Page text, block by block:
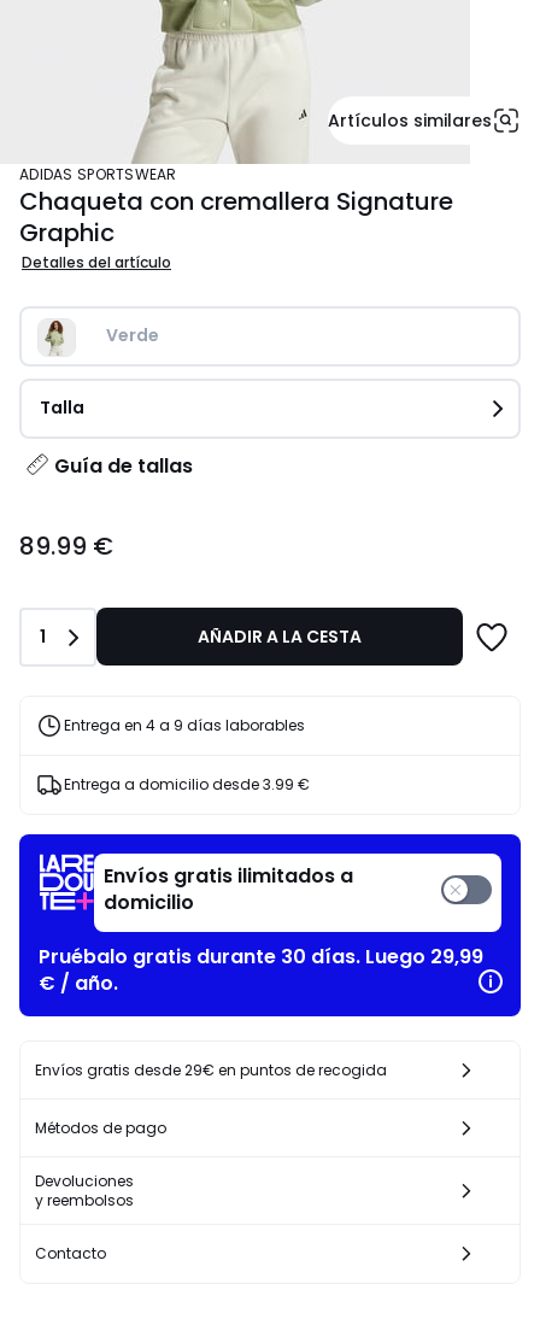
Artículos similares
ADIDAS SPORTSWEAR
Chaqueta con cremallera Signature
Graphic
Detalles del artículo
Verde
Talla
Guía de tallas
€.
89.99 €
Cantidad
1 AÑADIR A LA CESTA
Entrega en 4 a 9 días laborables
Entrega a domicilio desde3.99 €
Envíos gratis ilimitados a
domicilio
Pruébalo gratis durante 30 días. Luego 29,99
€ / año.
Envíos gratis desde 29€ en puntos de recogida
Métodos de pago
Devoluciones
y reembolsos
Contacto